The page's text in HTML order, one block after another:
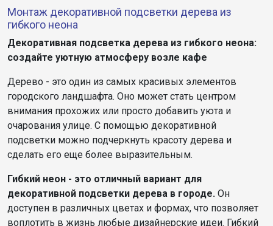
Монтаж декоративной подсветки дерева из
гибкого неона
Декоративная подсветка дерева из гибкого неона:
создайте уютную атмосферу возле кафе
Дерево - это один из самых красивых элементов
городского ландшафта. Оно может стать центром
внимания прохожих или просто добавить уюта и
очарования улице. С помощью декоративной
подсветки можно подчеркнуть красоту дерева и
сделать его еще более выразительным.
Гибкий неон - это отличный вариант для
декоративной подсветки дерева в городе. Он
доступен в различных цветах и формах, что позволяет
воплотить в жизнь любые дизайнерские идеи. Гибкий